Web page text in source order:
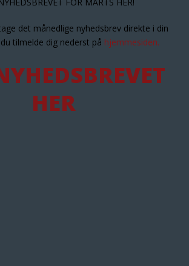
det månedlige nyhedsbrev direkte i din
tilmelde dig nederst på hjemmesiden.
HER